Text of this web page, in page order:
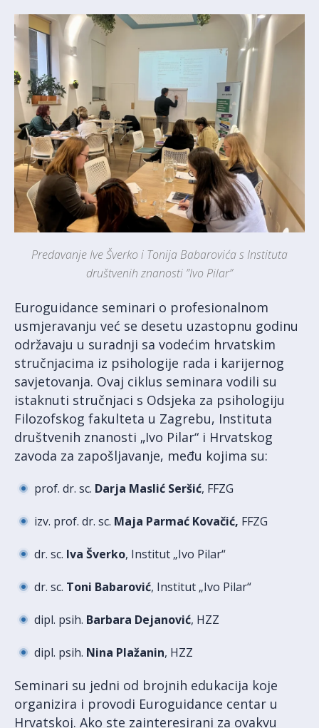
Predavanje Ive Šverko i Tonija Babarovića s Instituta
društvenih znanosti ”Ivo Pilar”
Euroguidance seminari o profesionalnom
usmjeravanju već se desetu uzastopnu godinu
održavaju u suradnji sa vodećim hrvatskim
stručnjacima iz psihologije rada i karijernog
savjetovanja. Ovaj ciklus seminara vodili su
istaknuti stručnjaci s Odsjeka za psihologiju
Filozofskog fakulteta u Zagrebu, Instituta
društvenih znanosti „Ivo Pilar“ i Hrvatskog
zavoda za zapošljavanje, među kojima su:
prof. dr. sc. Darja Maslić Seršić, FFZG
izv. prof. dr. sc. Maja Parmać Kovačić, FFZG
dr. sc. Iva Šverko, Institut „Ivo Pilar“
dr. sc. Toni Babarović, Institut „Ivo Pilar“
dipl. psih. Barbara Dejanović, HZZ
dipl. psih. Nina Plažanin, HZZ
Seminari su jedni od brojnih edukacija koje
organizira i provodi Euroguidance centar u
Hrvatskoj. Ako ste zainteresirani za ovakvu